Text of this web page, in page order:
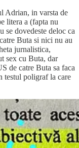
Adrian, in varsta de
litera a (fapta nu
se dovedeste deloc ca
Buta si nici nu au
jurnalistica,
sex cu Buta, dar
de catre Buta sa faca
testul poligraf la care